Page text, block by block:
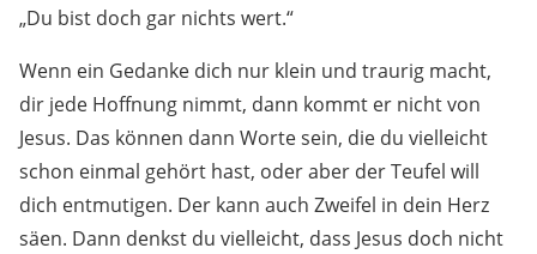
„Du bist doch gar nichts wert.“
Wenn ein Gedanke dich nur klein und traurig macht,
dir jede Hoffnung nimmt, dann kommt er nicht von
Jesus. Das können dann Worte sein, die du vielleicht
schon einmal gehört hast, oder aber der Teufel will
dich entmutigen. Der kann auch Zweifel in dein Herz
säen. Dann denkst du vielleicht, dass Jesus doch nicht